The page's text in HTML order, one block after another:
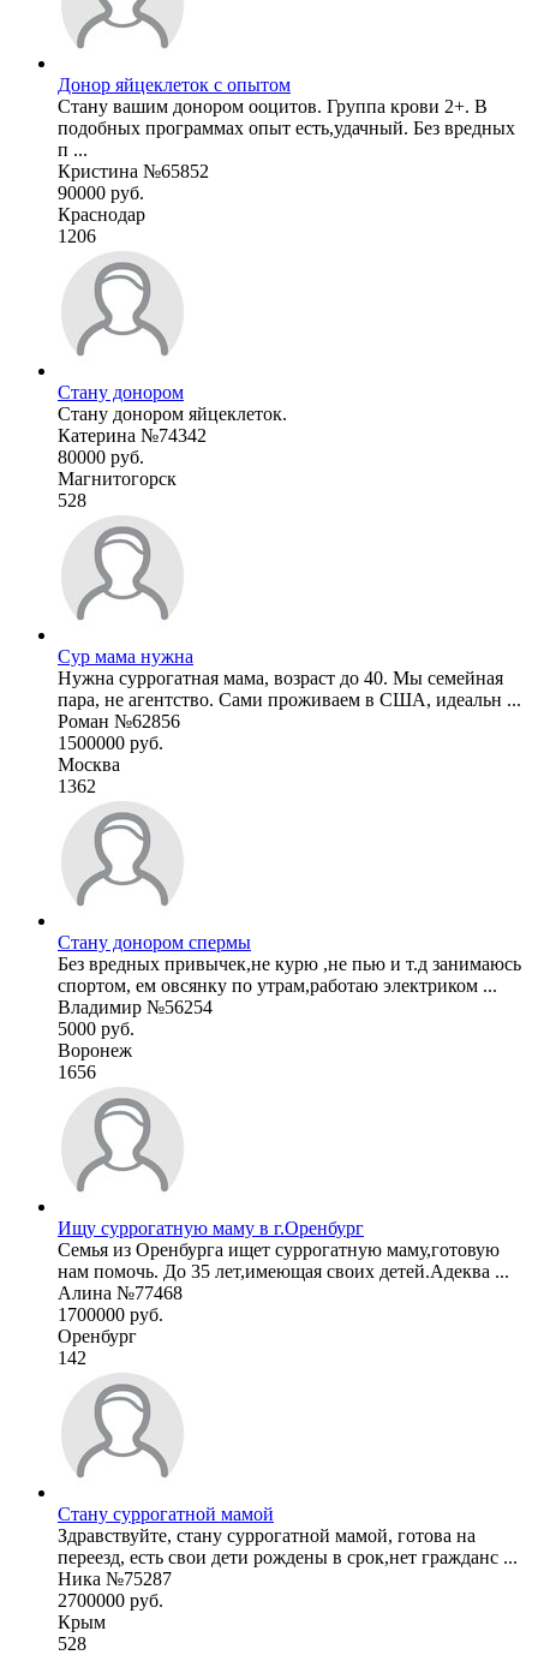
Донор яйцеклеток с опытом
Стану вашим донором ооцитов. Группа крови 2+. В
подобных программах опыт есть,удачный. Без вредных
п ...
Кристина №65852
90000 руб.
Краснодар
1206
Стану донором
Стану донором яйцеклеток.
Катерина №74342
80000 руб.
Магнитогорск
528
Сур мама нужна
Нужна суррогатная мама, возраст до 40. Мы семейная
пара, не агентство. Сами проживаем в США, идеальн ...
Роман №62856
1500000 руб.
Москва
1362
Стану донором спермы
Без вредных привычек,не курю ,не пью и т.д занимаюсь
спортом, ем овсянку по утрам,работаю электриком ...
Владимир №56254
5000 руб.
Воронеж
1656
Ищу суррогатную маму в г.Оренбург
Семья из Оренбурга ищет суррогатную маму,готовую
нам помочь. До 35 лет,имеющая своих детей.Адеква ...
Алина №77468
1700000 руб.
Оренбург
142
Стану суррогатной мамой
Здравствуйте, стану суррогатной мамой, готова на
переезд, есть свои дети рождены в срок,нет гражданс ...
Ника №75287
2700000 руб.
Крым
528